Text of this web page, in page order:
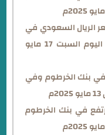
الريال السعودي في
بنك الخرطوم وفي السوق السوداء اليوم السبت 17 مايو
في بنك الخرطوم وفي
في بنك الخرطوم